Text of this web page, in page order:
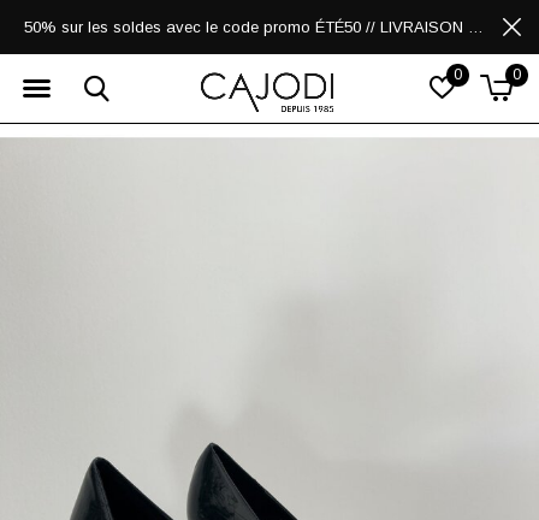
0 0
50% sur les soldes avec le code promo ÉTÉ50 // LIVRAISON GRATUITE POUR LES ACHATS DE 250$ ET PLUS